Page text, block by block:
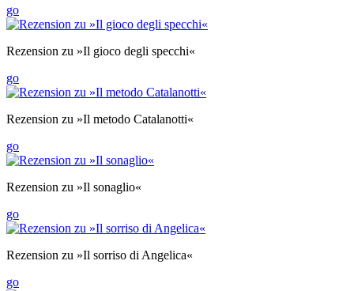
go
Rezension zu »Il gioco degli specchi«
go
Rezension zu »Il metodo Catalanotti«
go
Rezension zu »Il sonaglio«
go
Rezension zu »Il sorriso di Angelica«
go